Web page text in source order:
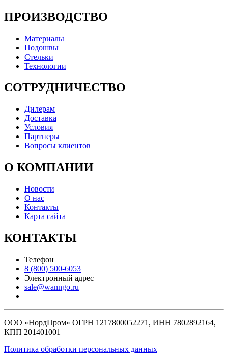
ПРОИЗВОДСТВО
Материалы
Подошвы
Стельки
Технологии
СОТРУДНИЧЕСТВО
Дилерам
Доставка
Условия
Партнеры
Вопросы клиентов
О КОМПАНИИ
Новости
О нас
Контакты
Карта сайта
КОНТАКТЫ
Телефон
8 (800) 500-6053
Электронный адрес
sale@wanngo.ru
ООО «НордПром» ОГРН 1217800052271, ИНН 7802892164,
КПП 201401001
Политика обработки персональных данных